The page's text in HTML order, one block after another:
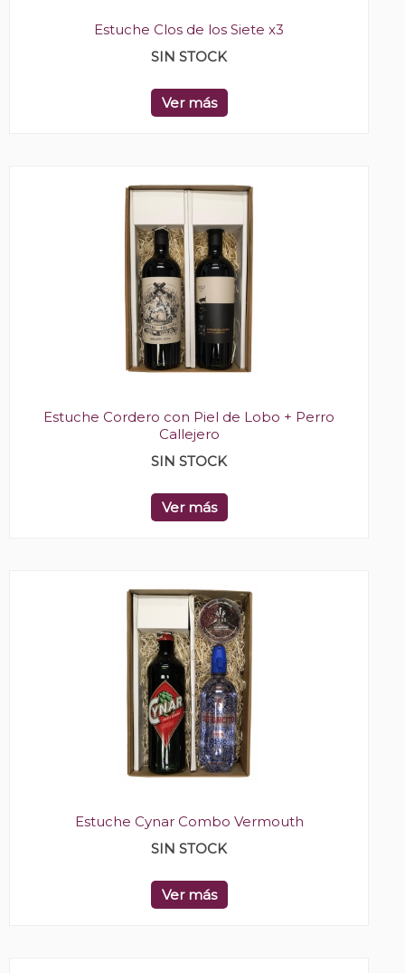
Estuche Clos de los Siete x3
SIN STOCK
Ver más
Estuche Cordero con Piel de Lobo + Perro
Callejero
SIN STOCK
Ver más
Estuche Cynar Combo Vermouth
SIN STOCK
Ver más